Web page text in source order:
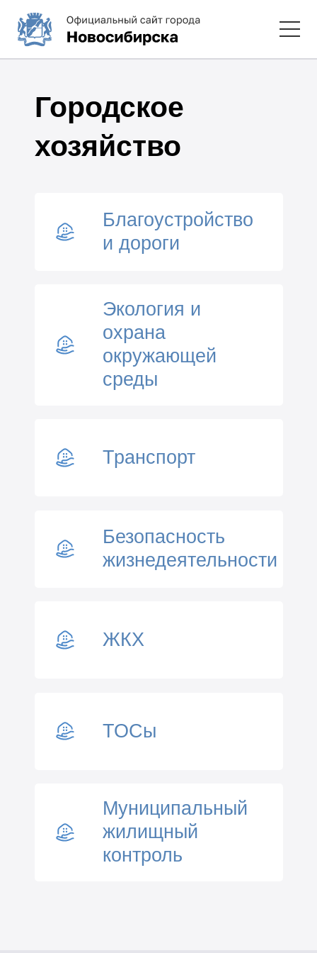
Городское
хозяйство
Благоустройство
и дороги
Экология и
охрана
окружающей
среды
Транспорт
Безопасность
жизнедеятельности
ЖКХ
ТОСы
Муниципальный
жилищный
контроль